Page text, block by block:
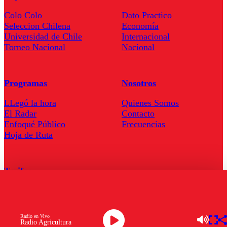
Radio Agricultura
Radio en Vivo
Colo Colo
Seleccion Chilena
Universidad de Chile
Torneo Nacional
Dato Practico
Economía
Internacional
Nacional
Programas
LLegó la hora
El Radar
Enfoqué Público
Hoja de Ruta
Nosotros
Quienes Somos
Contacto
Frecuencias
Tarifas